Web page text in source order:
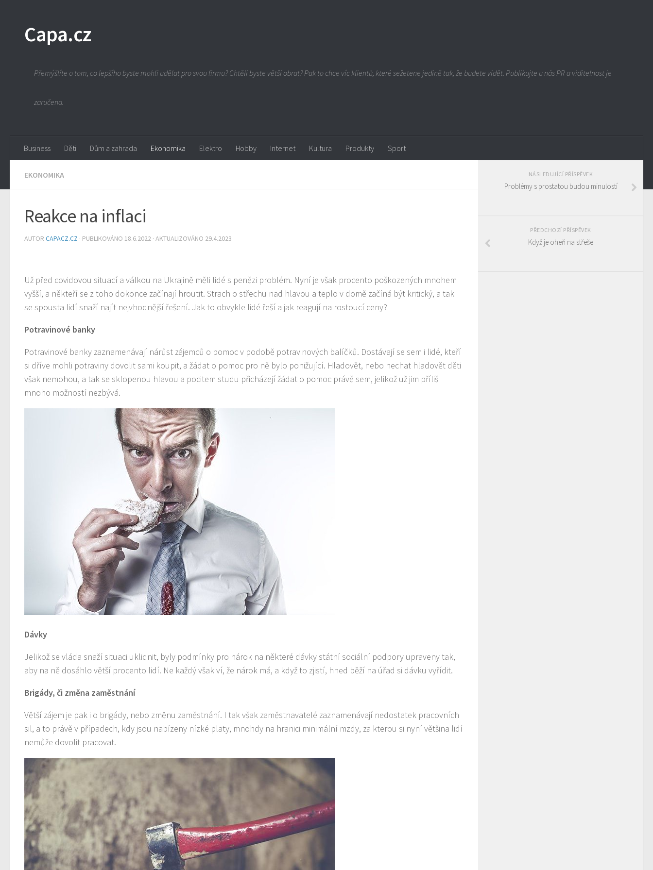
Capa.cz
Přemýšlíte o tom, co lepšího byste mohli udělat pro svou firmu? Chtěli byste větší obrat? Pak to chce víc klientů, které sežetene jedině tak, že budete vidět. Publikujte u nás PR a viditelnost je
zaručena.
Business Děti Dům a zahrada Ekonomika Elektro Hobby Internet Kultura Produkty Sport
EKONOMIKA
Reakce na inflaci
AUTOR CAPACZ.CZ · PUBLIKOVÁNO 18.6.2022 · AKTUALIZOVÁNO 29.4.2023
Už před covidovou situací a válkou na Ukrajině měli lidé s penězi problém. Nyní je však procento poškozených mnohem
vyšší, a někteří se z toho dokonce začínají hroutit. Strach o střechu nad hlavou a teplo v domě začíná být kritický, a tak
se spousta lidí snaží najít nejvhodnější řešení. Jak to obvykle lidé řeší a jak reagují na rostoucí ceny?
Potravinové banky
Potravinové banky zaznamenávají nárůst zájemců o pomoc v podobě potravinových balíčků. Dostávají se sem i lidé, kteří
si dříve mohli potraviny dovolit sami koupit, a žádat o pomoc pro ně bylo ponižující. Hladovět, nebo nechat hladovět děti
však nemohou, a tak se sklopenou hlavou a pocitem studu přicházejí žádat o pomoc právě sem, jelikož už jim příliš
mnoho možností nezbývá.
Dávky
Jelikož se vláda snaží situaci uklidnit, byly podmínky pro nárok na některé dávky státní sociální podpory upraveny tak,
aby na ně dosáhlo větší procento lidí. Ne každý však ví, že nárok má, a když to zjistí, hned běží na úřad si dávku vyřídit.
Brigády, či změna zaměstnání
Větší zájem je pak i o brigády, nebo změnu zaměstnání. I tak však zaměstnavatelé zaznamenávají nedostatek pracovních
sil, a to právě v případech, kdy jsou nabízeny nízké platy, mnohdy na hranici minimální mzdy, za kterou si nyní většina lidí
nemůže dovolit pracovat.
NÁSLEDUJÍCÍ PŘÍSPĚVEK
Problémy s prostatou budou minulostí
PŘEDCHOZÍ PŘÍSPĚVEK
Když je oheň na střeše